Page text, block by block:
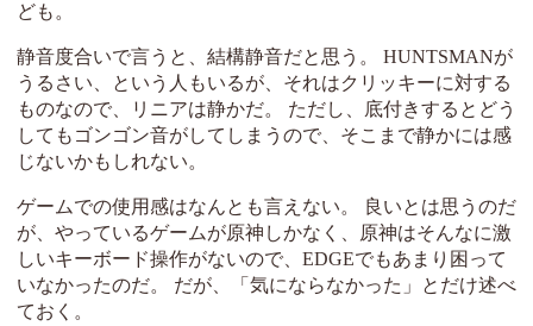
ども。
静音度合いで言うと、結構静音だと思う。 HUNTSMANが
うるさい、という人もいるが、それはクリッキーに対する
ものなので、リニアは静かだ。 ただし、底付きするとどう
してもゴンゴン音がしてしまうので、そこまで静かには感
じないかもしれない。
ゲームでの使用感はなんとも言えない。 良いとは思うのだ
が、やっているゲームが原神しかなく、原神はそんなに激
しいキーボード操作がないので、EDGEでもあまり困って
いなかったのだ。 だが、「気にならなかった」とだけ述べ
ておく。